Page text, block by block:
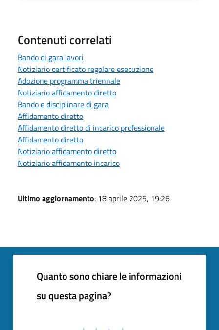
Contenuti correlati
Bando di gara lavori
Notiziario certificato regolare esecuzione
Adozione programma triennale
Notiziario affidamento diretto
Bando e disciplinare di gara
Affidamento diretto
Affidamento diretto di incarico professionale
Affidamento diretto
Notiziario affidamento diretto
Notiziario affidamento incarico
Ultimo aggiornamento: 18 aprile 2025, 19:26
Quanto sono chiare le informazioni
su questa pagina?